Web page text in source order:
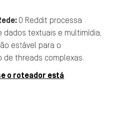
O Reddit processa
dados textuais e multimídia,
estável para o
de threads complexas.
o roteador está